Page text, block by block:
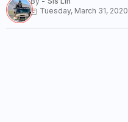
Tuesday, March 31, 2020